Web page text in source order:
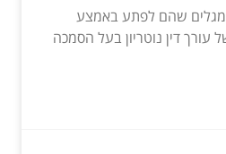
מגלים שהם לפתע באמצע
עורך דין נוטריון בעל הסמכה